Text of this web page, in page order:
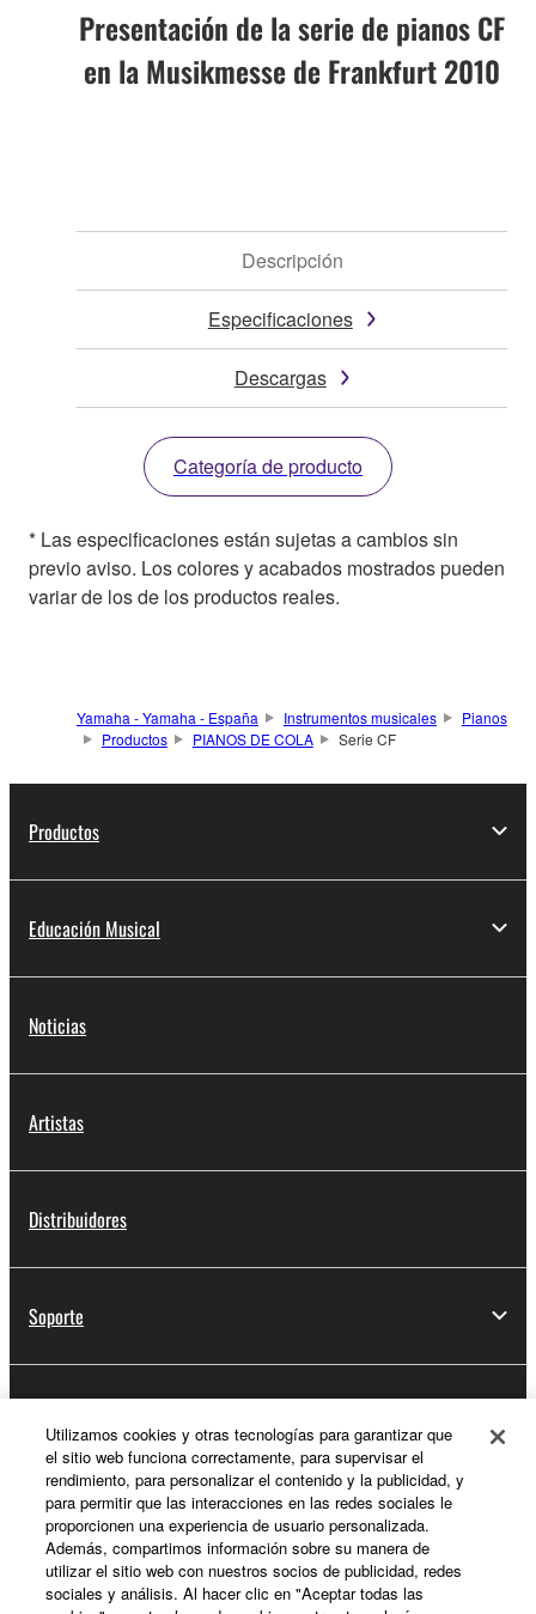
Presentación de la serie de pianos CF
en la Musikmesse de Frankfurt 2010
Descripción
Especificaciones
Descargas
Categoría de producto
* Las especificaciones están sujetas a cambios sin
previo aviso. Los colores y acabados mostrados pueden
variar de los de los productos reales.
Yamaha - Yamaha - España Instrumentos musicales
Pianos
Productos
PIANOS DE COLA Serie CF
Productos
Educación Musical
Noticias
Artistas
Distribuidores
Soporte
Acerca de Yamaha
España - Spanish
Utilizamos cookies y otras tecnologías para garantizar que
el sitio web funciona correctamente, para supervisar el
rendimiento, para personalizar el contenido y la publicidad, y
para permitir que las interacciones en las redes sociales le
proporcionen una experiencia de usuario personalizada.
Además, compartimos información sobre su manera de
utilizar el sitio web con nuestros socios de publicidad, redes
sociales y análisis. Al hacer clic en "Aceptar todas las